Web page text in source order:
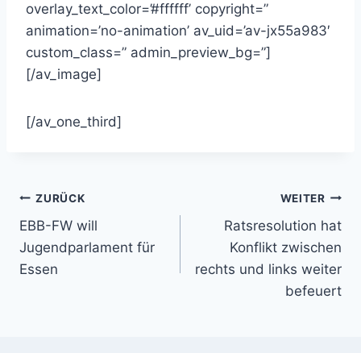
overlay_text_color=’#ffffff’ copyright=”
animation=’no-animation’ av_uid=’av-jx55a983′
custom_class=” admin_preview_bg=”]
[/av_image]
[/av_one_third]
Beitragsnavigation
ZURÜCK
EBB-FW will
Jugendparlament für
Essen
WEITER
Ratsresolution hat
Konflikt zwischen
rechts und links weiter
befeuert